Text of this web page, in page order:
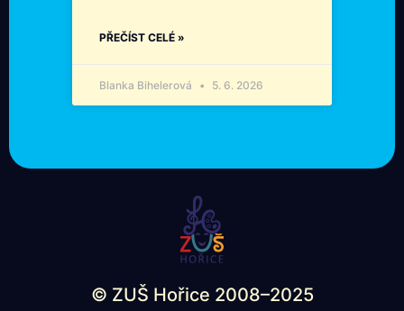
PŘEČÍST CELÉ »
Blanka Bihelerová 5. 6. 2026
© ZUŠ Hořice 2008–2025